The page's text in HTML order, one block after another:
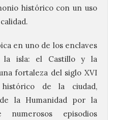
histórico con un uso
en uno de los enclaves
la isla: el Castillo y la
fortaleza del siglo XVI
de la ciudad,
la Humanidad por la
numerosos episodios